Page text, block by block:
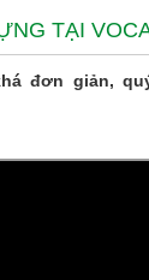
TẠI
đơn giản,